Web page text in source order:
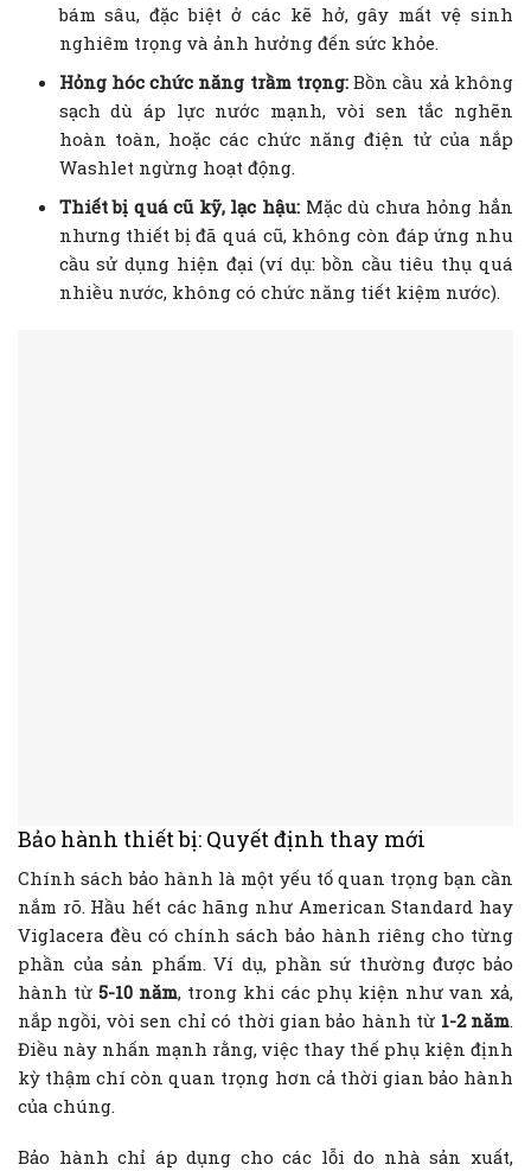
bám sâu, đặc biệt ở các kẽ hở, gây mất vệ sinh
nghiêm trọng và ảnh hưởng đến sức khỏe.
Hỏng hóc chức năng trầm trọng:Bồn cầu xả không
sạch dù áp lực nước mạnh, vòi sen tắc nghẽn
hoàn toàn, hoặc các chức năng điện tử của nắp
Washlet ngừng hoạt động.
Thiết bị quá cũ kỹ, lạc hậu: Mặc dù chưa hỏng hẳn
nhưng thiết bị đã quá cũ, không còn đáp ứng nhu
cầu sử dụng hiện đại (ví dụ: bồn cầu tiêu thụ quá
nhiều nước, không có chức năng tiết kiệm nước).
Bảo hành thiết bị: Quyết định thay mới
Chính sách bảo hành là một yếu tố quan trọng bạn cần
nắm rõ. Hầu hết các hãng như American Standard hay
Viglacera đều có chính sách bảo hành riêng cho từng
phần của sản phẩm. Ví dụ, phần sứ thường được bảo
hành từ 5-10 năm, trong khi các phụ kiện như van xả,
nắp ngồi, vòi sen chỉ có thời gian bảo hành từ 1-2 năm.
Điều này nhấn mạnh rằng, việc thay thế phụ kiện định
kỳ thậm chí còn quan trọng hơn cả thời gian bảo hành
của chúng.
Bảo hành chỉ áp dụng cho các lỗi do nhà sản xuất,